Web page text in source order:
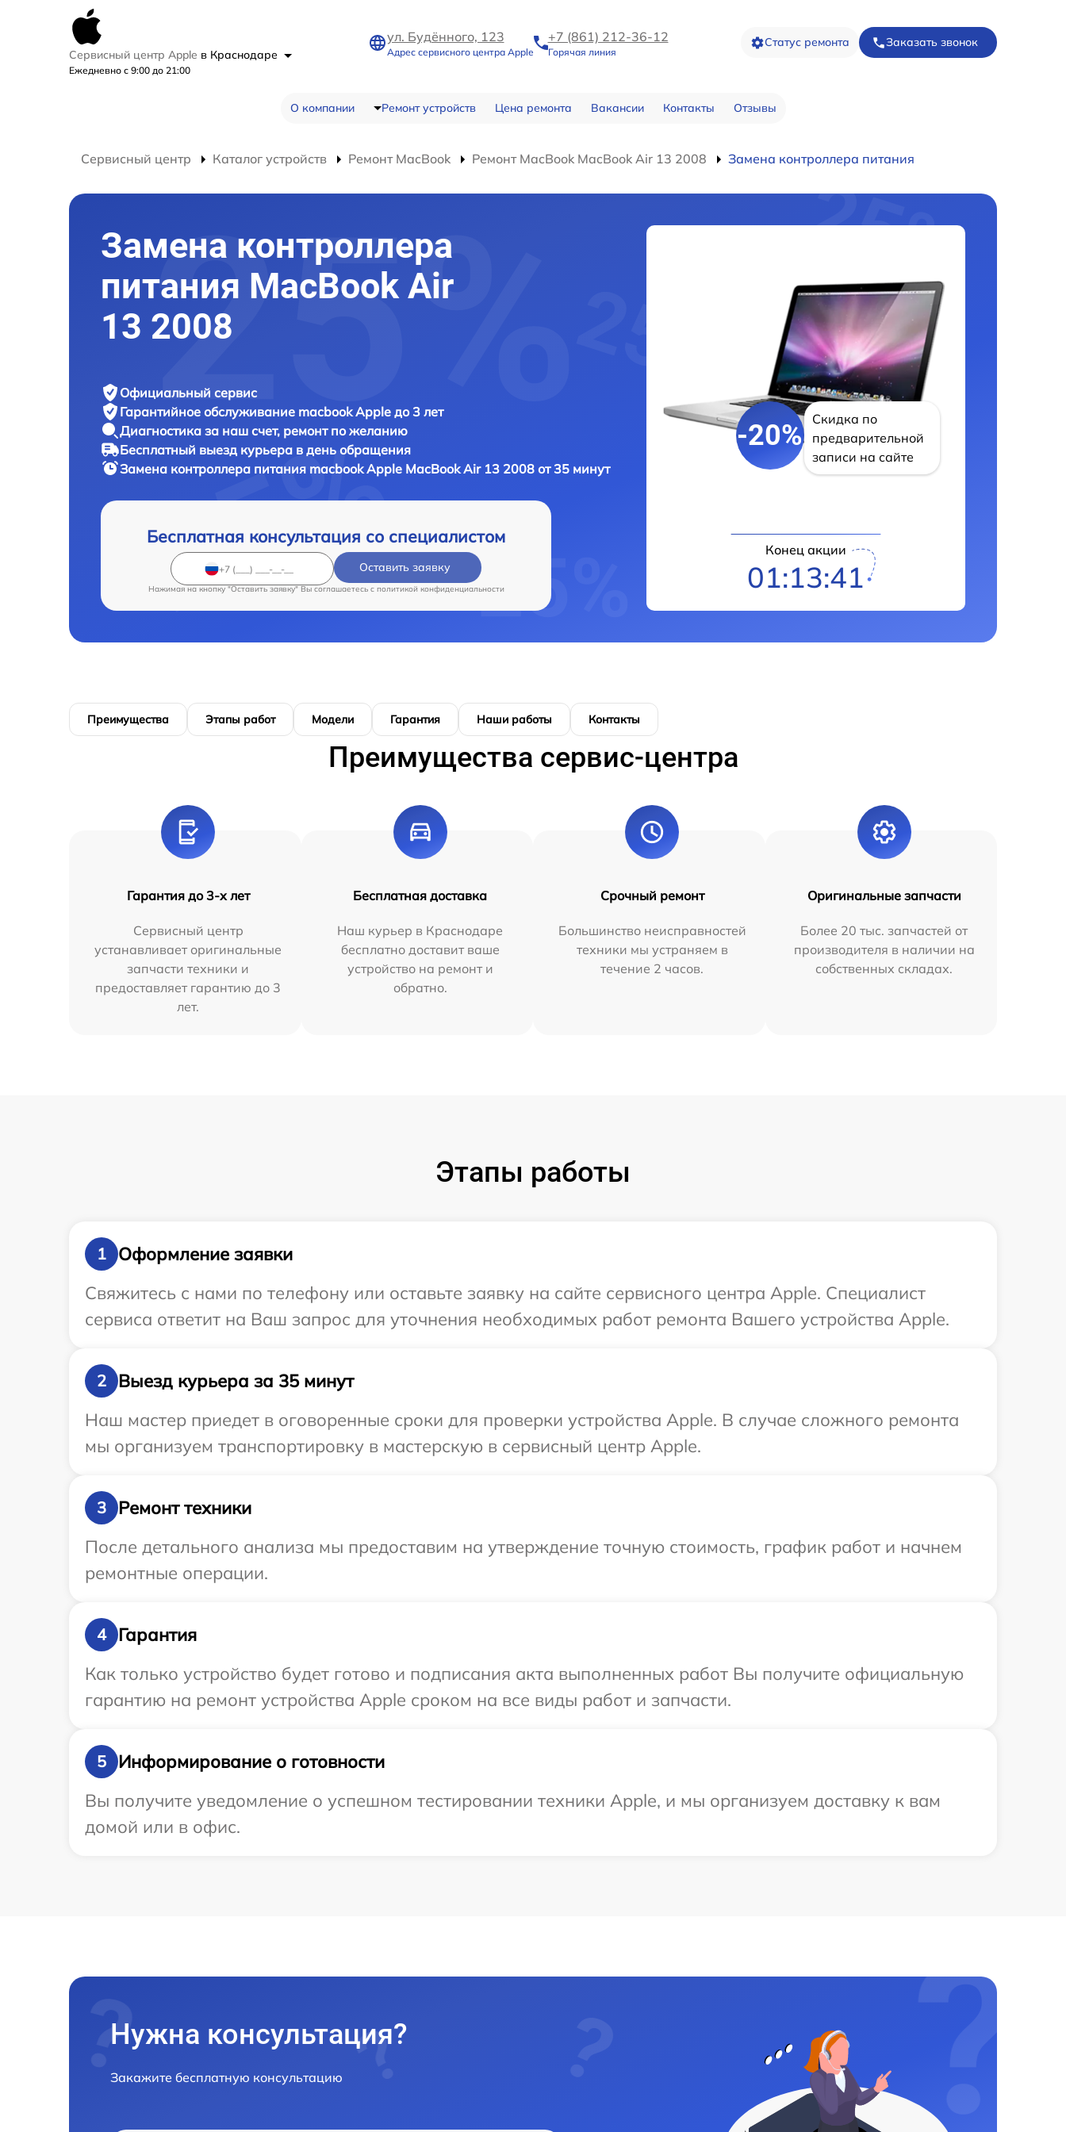
Сервисный центр Apple в Краснодаре
Ежедневно с 9:00 до 21:00
ул. Будённого, 123
Адрес сервисного центра Apple
+7 (861) 212-36-12
Горячая линия
Статус ремонта Заказать звонок
О компании Ремонт устройств Цена ремонта Вакансии Контакты Отзывы
Сервисный центр Каталог устройств Ремонт MacBook Ремонт MacBook MacBook Air 13 2008 Замена контроллера питания
Замена контроллера
питания MacBook Air
13 2008
Официальный сервис
Гарантийное обслуживание macbook Apple до 3 лет
Диагностика за наш счет, ремонт по желанию
Бесплатный выезд курьера в день обращения
Замена контроллера питания macbookApple MacBook Air 13 2008 от 35 минут
Бесплатная консультация со специалистом
Оставить заявку
Нажимая на кнопку "Оставить заявку" Вы соглашаетесь c политикой конфиденциальности
-20%
Скидка по
предварительной
записи на сайте
Конец акции
01:13:40
Преимущества Этапы работ Модели Гарантия Наши работы Контакты
Преимущества сервис-центра
Гарантия до 3-х лет
Сервисный центр
устанавливает оригинальные
запчасти техники и
предоставляет гарантию до 3
лет.
Бесплатная доставка
Наш курьер в Краснодаре
бесплатно доставит ваше
устройство на ремонт и
обратно.
Срочный ремонт
Большинство неисправностей
техники мы устраняем в
течение 2 часов.
Оригинальные запчасти
Более 20 тыс. запчастей от
производителя в наличии на
собственных складах.
Этапы работы
1
Оформление заявки
Свяжитесь с нами по телефону или оставьте заявку на сайте сервисного центра Apple. Специалист
сервиса ответит на Ваш запрос для уточнения необходимых работ ремонта Вашего устройства Apple.
2
Выезд курьера за 35 минут
Наш мастер приедет в оговоренные сроки для проверки устройства Apple. В случае сложного ремонта
мы организуем транспортировку в мастерскую в сервисный центр Apple.
3
Ремонт техники
После детального анализа мы предоставим на утверждение точную стоимость, график работ и начнем
ремонтные операции.
4
Гарантия
Как только устройство будет готово и подписания акта выполненных работ Вы получите официальную
гарантию на ремонт устройства Apple сроком на все виды работ и запчасти.
5
Информирование о готовности
Вы получите уведомление о успешном тестировании техники Apple, и мы организуем доставку к вам
домой или в офис.
Нужна консультация?
Закажите бесплатную консультацию